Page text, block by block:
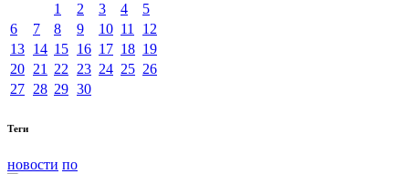
1
2 3 4
5
6
7 8 9 10 11
12
13 14 15 16 17 18 19
20 21 22 23 24 25 26
27 28 29 30
Теги
новости по